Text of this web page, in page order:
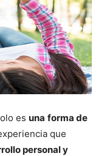
es una forma de
que
personal y